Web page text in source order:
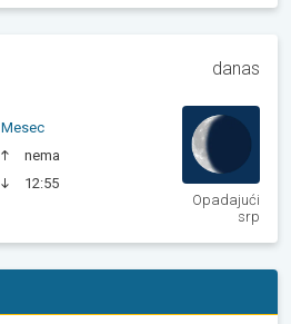
danas
Mesec
nema
12:55
Opadajući
srp